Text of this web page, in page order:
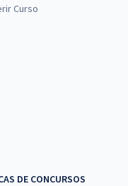
Curso
DE CONCURSOS